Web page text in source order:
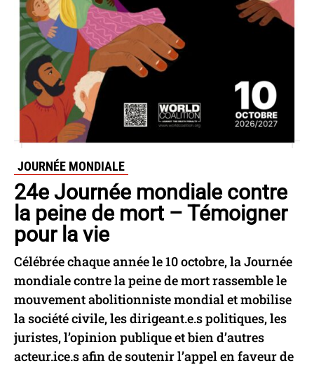
JOURNÉE MONDIALE
24e Journée mondiale contre
la peine de mort – Témoigner
pour la vie
Célébrée chaque année le 10 octobre, la Journée
mondiale contre la peine de mort rassemble le
mouvement abolitionniste mondial et mobilise
la société civile, les dirigeant.e.s politiques, les
juristes, l’opinion publique et bien d’autres
acteur.ice.s afin de soutenir l’appel en faveur de